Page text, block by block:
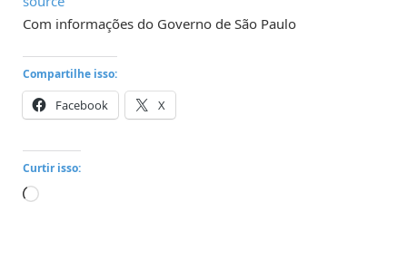
Com informações do Governo de São Paulo
Compartilhe isso:
Facebook X
Curtir isso:
Carregando...